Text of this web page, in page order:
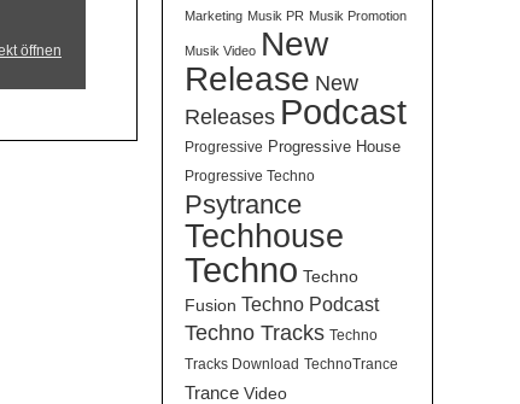
öffnen
Marketing Musik PR Musik Promotion
Musik Video New
Release New
Releases Podcast
Progressive Progressive House
Progressive Techno
Psytrance
Techhouse
Techno Techno
Fusion Techno Podcast
Techno Tracks Techno
Tracks Download TechnoTrance
Trance Video